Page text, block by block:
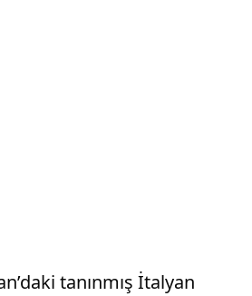
tanınmış İtalyan